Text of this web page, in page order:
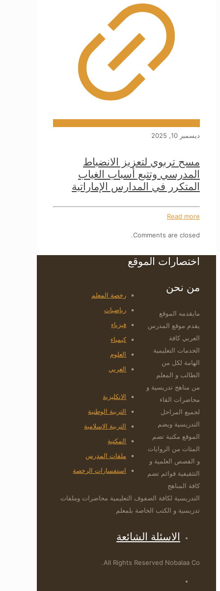
ديسمبر 10, 2025
مسح تربوي لتعزيز الانضباط
المدرسي وتتبع أسباب الغياب
المتكرر في المدارس الإماراتية
Read more
Comments are closed.
اختصارات الموقع
رخصة المعلم
رياضيات
فيزياء
كيمياء
العلوم
العربي
الانكليزية
التربية الوطنية
التربية الاسلامية
المكتبة
ملفات المدرس
استفسارات الرخصة
من نحن
مايقدمه الموقع
يقدم موقع المدرس
العربي كافة
الخدمات التعليمية
الهامة لكل من
الطالب و المعلم
من مناهج تدريسية و
محاضرات القاء
لجميع المراحل
التدريسية ويضم
الموقع مكتبة تضم
المئات من الروايات
و القصص العلمية و
التثقيفية قوائم تضم
كافة المناهج
التدريسية لكافة الصفوف التعليمية محاضرات وملفات
تدريسية و الكتب الخاصة بلمعلم
الاسئلة الشائعة
All Rights Reserved Nobalaa Co.